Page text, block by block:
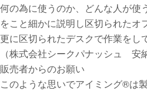
何の為に使うのか、どんな人が使
をこと細かに説明し区切られたオ
更に区切られたデスクで作業をし
（株式会社シークパナッシュ 安
販売者からのお願い
このような思いでアイミング®️は